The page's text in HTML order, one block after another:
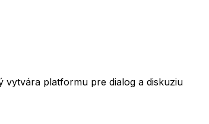
vytvára platformu pre dialog a diskuziu